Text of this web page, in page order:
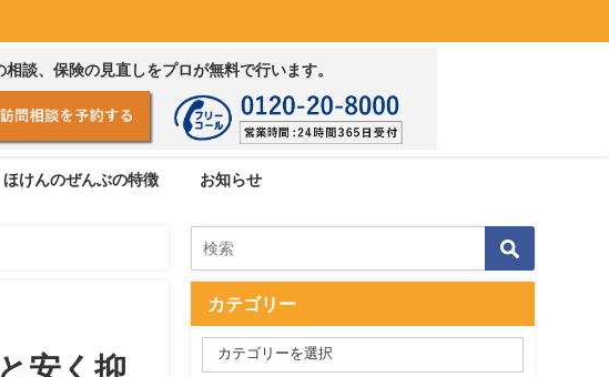
相談、保険の見直しをプロが無料で行います。
ほけんのぜんぶの特徴 お知らせ
安く抑
カテゴリー